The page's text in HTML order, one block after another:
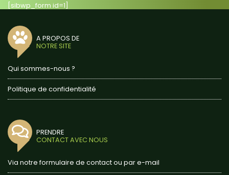
[sibwp_form id=1]
A PROPOS DE
NOTRE SITE
Qui sommes-nous ?
Politique de confidentialité
PRENDRE
CONTACT AVEC NOUS
Via notre formulaire de contact ou par e-mail